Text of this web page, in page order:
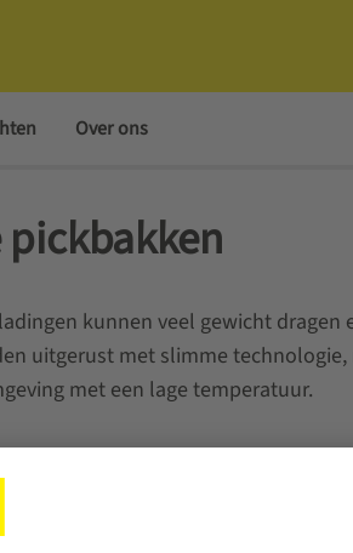
Over ons
kunnen veel gewicht dragen
uitgerust met slimme technologie,
met een lage temperatuur.